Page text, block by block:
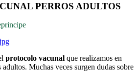
PERROS ADULTOS
protocolo vacunal que realizamos en
Muchas veces surgen dudas sobre